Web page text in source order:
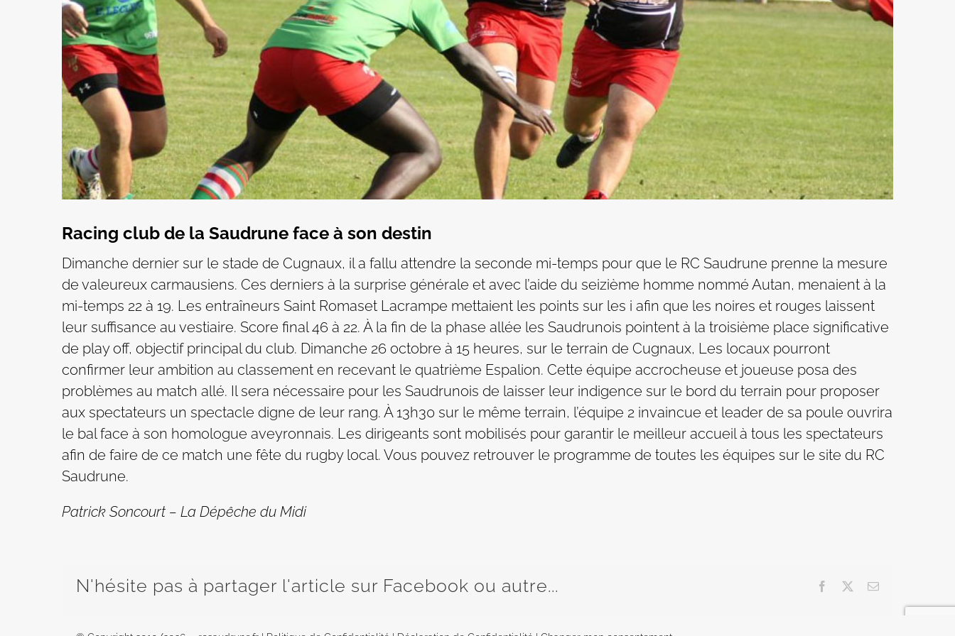
Racing club de la Saudrune face à son destin
Dimanche dernier sur le stade de Cugnaux, il a fallu attendre la seconde mi-temps pour que le RC Saudrune prenne la mesure
de valeureux carmausiens. Ces derniers à la surprise générale et avec l’aide du seizième homme nommé Autan, menaient à la
mi-temps 22 à 19. Les entraîneurs Saint Romaset Lacrampe mettaient les points sur les i afin que les noires et rouges laissent
leur suffisance au vestiaire. Score final 46 à 22. À la fin de la phase allée les Saudrunois pointent à la troisième place significative
de play off, objectif principal du club. Dimanche 26 octobre à 15 heures, sur le terrain de Cugnaux, Les locaux pourront
confirmer leur ambition au classement en recevant le quatrième Espalion. Cette équipe accrocheuse et joueuse posa des
problèmes au match allé. Il sera nécessaire pour les Saudrunois de laisser leur indigence sur le bord du terrain pour proposer
aux spectateurs un spectacle digne de leur rang. À 13h30 sur le même terrain, l’équipe 2 invaincue et leader de sa poule ouvrira
le bal face à son homologue aveyronnais. Les dirigeants sont mobilisés pour garantir le meilleur accueil à tous les spectateurs
afin de faire de ce match une fête du rugby local. Vous pouvez retrouver le programme de toutes les équipes sur le site du RC
Saudrune.
Patrick Soncourt – La Dépêche du Midi
N'hésite pas à partager l'article sur Facebook ou autre... Facebook Email